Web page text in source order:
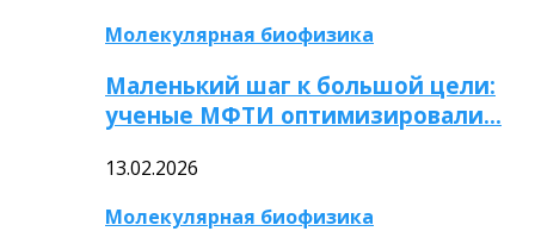
Молекулярная биофизика
Маленький шаг к большой цели:
ученые МФТИ оптимизировали…
13.02.2026
Молекулярная биофизика